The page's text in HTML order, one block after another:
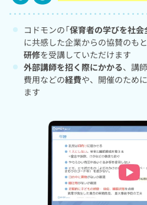
コドモンの「保育者の学びを社会
に共感した企業からの協賛のも
研修を受講していただけます
外部講師を招く際にかかる、講
費用などの経費や、開催のため
ます